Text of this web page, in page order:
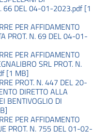
66 DEL 04-01-2023.pdf [1
PER AFFIDAMENTO
PROT. N. 69 DEL 04-01-
PER AFFIDAMENTO
SRL PROT. N.
[1 MB]
PROT. N. 447 DEL 20-
DIRETTO ALLA
BENTIVOGLIO DI
PER AFFIDAMENTO
PROT. N. 755 DEL 01-02-